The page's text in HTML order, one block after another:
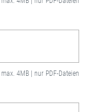
max. 4MB | nur PDF-Dateien